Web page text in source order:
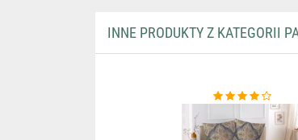
INNE PRODUKTY Z KATEGORII